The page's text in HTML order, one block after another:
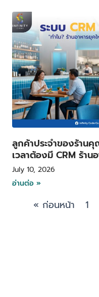
ลูกค้าประจำของร้าน
เวลาต้องมี CRM ร้าน
July 10, 2026
อ่านต่อ »
« ก่อนหน้า 1